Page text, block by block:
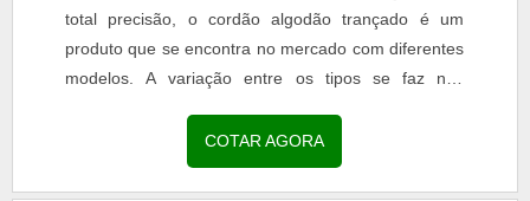
total precisão, o cordão algodão trançado é um
produto que se encontra no mercado com diferentes
modelos. A variação entre os tipos se faz nas
COTAR AGORA